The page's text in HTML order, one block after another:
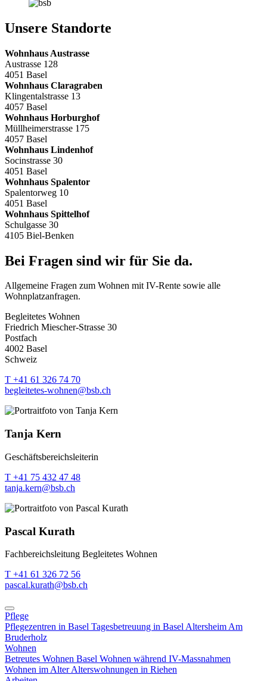
Unsere Standorte
Wohnhaus Austrasse
Austrasse 128
4051 Basel
Wohnhaus Claragraben
Klingentalstrasse 13
4057 Basel
Wohnhaus Horburghof
Müllheimerstrasse 175
4057 Basel
Wohnhaus Lindenhof
Socinstrasse 30
4051 Basel
Wohnhaus Spalentor
Spalentorweg 10
4051 Basel
Wohnhaus Spittelhof
Schulgasse 30
4105 Biel-Benken
Bei Fragen sind wir für Sie da.
Allgemeine Fragen zum Wohnen mit IV-Rente sowie alle
Wohnplatzanfragen.
Begleitetes Wohnen
Friedrich Miescher-Strasse 30
Postfach
4002 Basel
Schweiz
T +41 61 326 74 70
begleitetes-wohnen@bsb.ch
Tanja Kern
Geschäftsbereichsleiterin
T +41 75 432 47 48
tanja.kern@bsb.ch
Pascal Kurath
Fachbereichsleitung Begleitetes Wohnen
T +41 61 326 72 56
pascal.kurath@bsb.ch
Pflege
Pflegezentren in Basel Tagesbetreuung in Basel Altersheim Am
Bruderholz
Wohnen
Betreutes Wohnen Basel Wohnen während IV-Massnahmen
Wohnen im AlterAlterswohnungen in Riehen